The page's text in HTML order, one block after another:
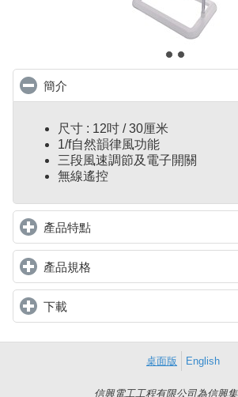
簡介
尺寸 : 12吋 / 30厘米
1/f自然韻律風功能
三段風速調節及電子開關
無線遙控
產品特點click to expand contents
產品規格
下載click to expand contents
桌面版 English
信興電工工程有限公司為信興